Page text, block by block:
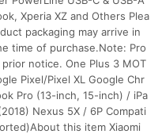
Xperia XZ and Others Plea
packaging may arrive in
time of purchase.Note: Pro
notice. One Plus 3 MOT
Pixel/Pixel XL Google Chr
Pro (13-inch, 15-inch) / iPa
Nexus 5X / 6P Compati
this item Xiaomi